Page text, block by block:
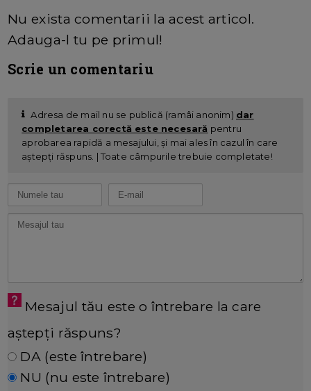
Nu exista comentarii la acest articol.
Adauga-l tu pe primul!
Scrie un comentariu
Adresa de mail nu se publică (ramâi anonim) dar
completarea corectă este necesară pentru
aprobarea rapidă a mesajului, și mai ales în cazul în care
aștepți răspuns. | Toate câmpurile trebuie completate!
Mesajul tău este o întrebare la care
aștepți răspuns?
DA (este întrebare)
NU (nu este întrebare)